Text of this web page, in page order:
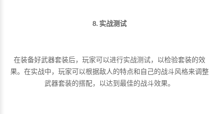
8. 实战测试
在装备好武器套装后，玩家可以进行实战测试，以检验套装的效
果。在实战中，玩家可以根据敌人的特点和自己的战斗风格来调整
武器套装的搭配，以达到最佳的战斗效果。